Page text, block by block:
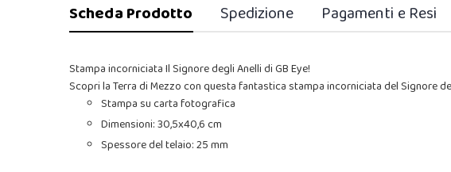
Scheda Prodotto Spedizione Pagamenti e Resi
Stampa incorniciata Il Signore degli Anelli di GB Eye!
Scopri la Terra di Mezzo con questa fantastica stampa incorniciata del Signore
Stampa su carta fotografica
Dimensioni: 30,5x40,6 cm
Spessore del telaio: 25 mm